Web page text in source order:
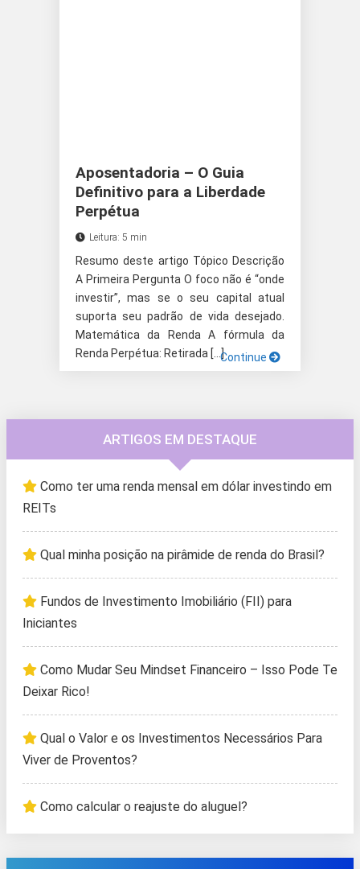
Aposentadoria – O Guia
Definitivo para a Liberdade
Perpétua
Leitura: 5 min
Resumo deste artigo Tópico Descrição
A Primeira Pergunta O foco não é “onde
investir”, mas se o seu capital atual
suporta seu padrão de vida desejado.
Matemática da Renda A fórmula da
Renda Perpétua: Retirada […]Continue
ARTIGOS EM DESTAQUE
Como ter uma renda mensal em dólar investindo em
REITs
Qual minha posição na pirâmide de renda do Brasil?
Fundos de Investimento Imobiliário (FII) para
Iniciantes
Como Mudar Seu Mindset Financeiro – Isso Pode Te
Deixar Rico!
Qual o Valor e os Investimentos Necessários Para
Viver de Proventos?
Como calcular o reajuste do aluguel?